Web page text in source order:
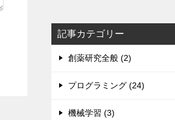
記事カテゴリー
創薬研究全般 (2)
プログラミング (24)
機械学習 (3)